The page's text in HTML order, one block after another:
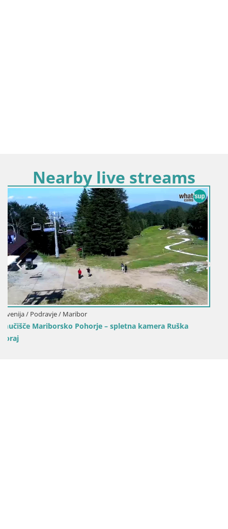
Nearby live streams
Slovenija / Podravje / Maribor
Spletna kamera Kopališče Mariborski otok